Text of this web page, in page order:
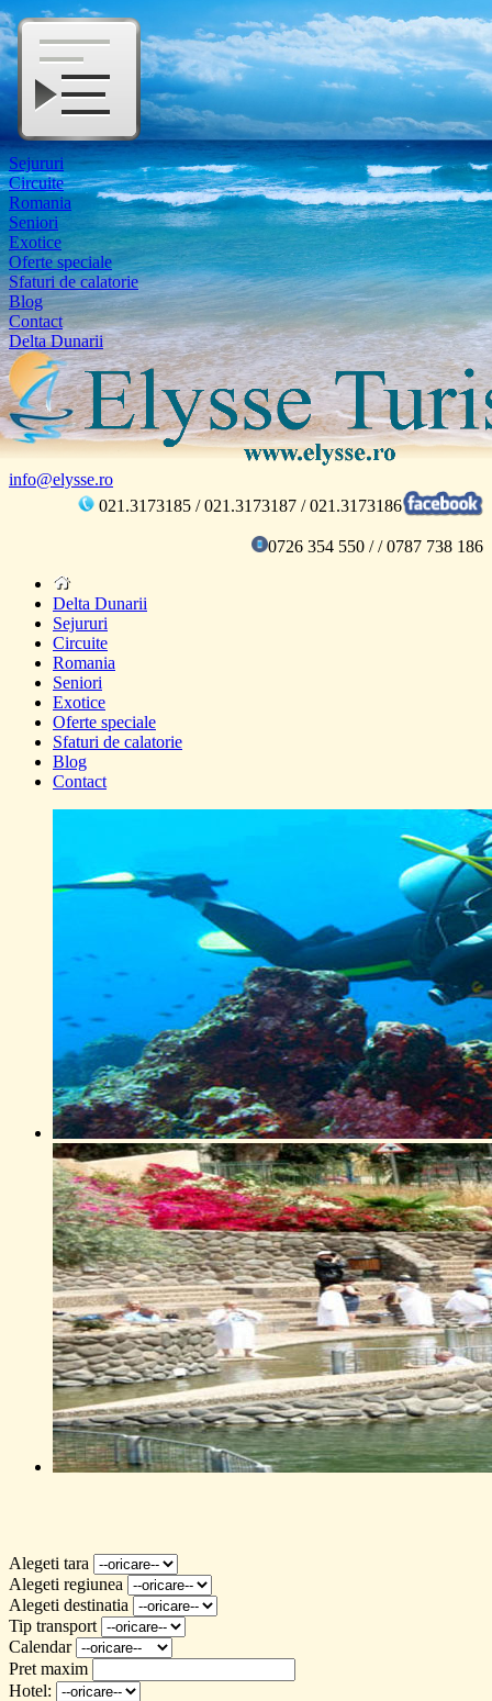
Sejururi
Circuite
Romania
Seniori
Exotice
Oferte speciale
Sfaturi de calatorie
Blog
Contact
Delta Dunarii
info@elysse.ro
021.3173185 / 021.3173187 / 021.3173186
0726 354 550 / / 0787 738 186
Delta Dunarii
Sejururi
Circuite
Romania
Seniori
Exotice
Oferte speciale
Sfaturi de calatorie
Blog
Contact
Alegeti tara
Alegeti regiunea
Alegeti destinatia
Tip transport
Calendar
Pret maxim
Hotel: